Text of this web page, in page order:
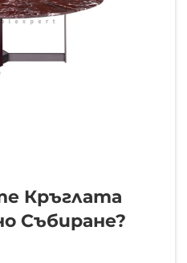
Кръглата
Събиране?